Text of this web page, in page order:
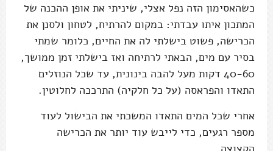
כשהאסימון הזה נפל אצלי, שיניתי את אופן ההכנה של
המתכון איתו עבדתי: במקום להרתיח, לטחון ולסנן את
הכרישה, פשוט בישלתי לה את החיים, כלומר שמתי
בסיר עם מים, הבאתי לרתיחה ואז בישלתי זמן ממושך,
40-60 דקות מעל להבה בינונית, עד שכל הנוזלים
התאדו והפראסה (על כל חלקיה) התרככה לחלוטין.
אחרי שכל המים התאדו המשכתי את הבישול לעוד
מספר רגעים, כדי לייבש עוד יותר את הכרישה